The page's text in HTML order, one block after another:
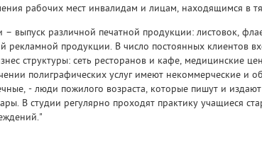
рабочих мест инвалидам и лицам, находящимся в
– выпуск различной печатной продукции: листовок,
рекламной продукции. В число постоянных клиентов
структуры: сеть ресторанов и кафе, медицинские
полиграфических услуг имеют некоммерческие и
- люди пожилого возраста, которые пишут и
В студии регулярно проходят практику учащиеся